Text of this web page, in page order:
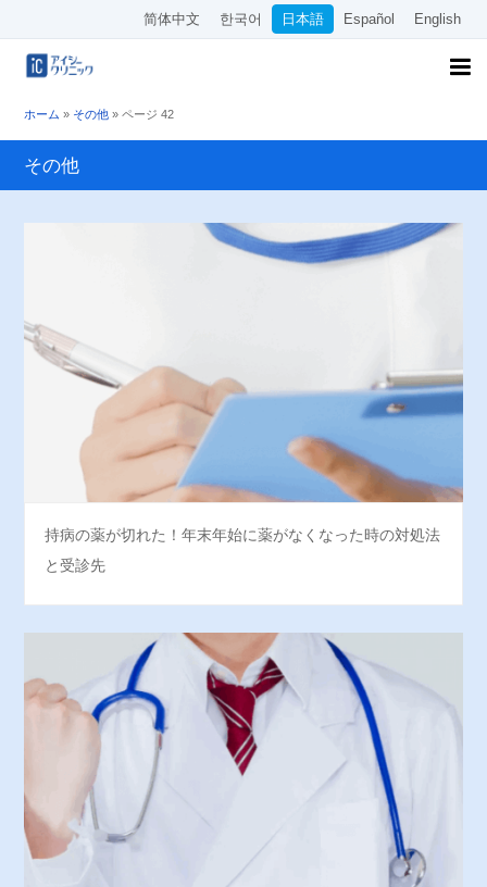
简体中文 한국어 日本語 Español English
ホーム » その他 » ページ 42
その他
持病の薬が切れた！年末年始に薬がなくなった時の対処法
と受診先